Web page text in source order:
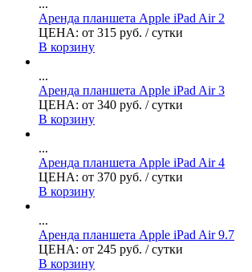
...
Аренда планшета Apple iPad Air 2
ЦЕНА: от 315 руб. / сутки
В корзину
...
Аренда планшета Apple iPad Air 3
ЦЕНА: от 340 руб. / сутки
В корзину
...
Аренда планшета Apple iPad Air 4
ЦЕНА: от 370 руб. / сутки
В корзину
...
Аренда планшета Apple iPad Air 9.7
ЦЕНА: от 245 руб. / сутки
В корзину